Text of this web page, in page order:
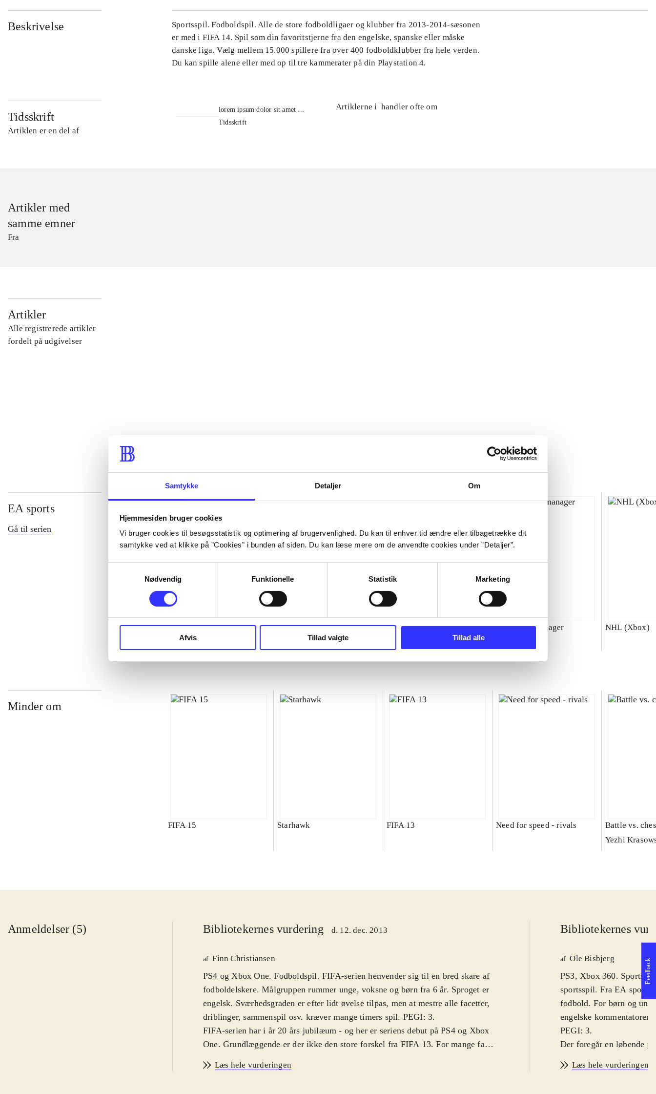
Samtykke Detaljer Om
Hjemmesiden bruger cookies
Vi bruger cookies til besøgsstatistik og optimering af brugervenlighed. Du kan til enhver tid ændre eller tilbagetrække dit
samtykke ved at klikke på ”Cookies” i bunden af siden. Du kan læse mere om de anvendte cookies under ”Detaljer”.
Nødvendig
Funktionelle Statistik Marketing
Afvis Tillad valgte Tillad alle
Beskrivelse
Sportsspil. Fodboldspil. Alle de store fodboldligaer og klubber fra 2013-2014-sæsonen
er med i FIFA 14. Spil som din favoritstjerne fra den engelske, spanske eller måske
danske liga. Vælg mellem 15.000 spillere fra over 400 fodboldklubber fra hele verden.
Du kan spille alene eller med op til tre kammerater på din Playstation 4.
Tidsskrift
Artiklen er en del af
lorem ipsum dolor sit amet ...
Tidsskrift
Artiklerne i handler ofte om
Artikler med
samme emner
Fra
Artikler
Alle registrerede artikler
fordelt på udgivelser
EA sports
Gå til serien
NHL (Pc) NBA live (Pc)
Superbike 2000 : SBK
championship
Total club manager NHL (Xbox)
Minder om
FIFA 15 Starhawk FIFA 13 Need for speed - rivals
Battle vs.
Yezhi
Anmeldelser (5) Bibliotekernes vurdering d. 12. dec. 2013
af Finn Christiansen
PS4 og Xbox One. Fodboldspil. FIFA-serien henvender sig til en bred skare af
fodboldelskere. Målgruppen rummer unge, voksne og børn fra 6 år. Sproget er
engelsk. Sværhedsgraden er efter lidt øvelse tilpas, men at mestre alle facetter,
driblinger, sammenspil osv. kræver mange timers spil. PEGI: 3.
FIFA-serien har i år 20 års jubilæum - og her er seriens debut på PS4 og Xbox
One. Grundlæggende er der ikke den store forskel fra FIFA 13. For mange fans
sæsonen er med, så spillerne på skærmen har de rigtige navne og sæson-trøjer.
Læs hele vurderingen
Bibliotekernes
af Ole Bisbjerg
PS3, Xbox 360.
sportsspil. Fra EA sports
fodbold. For børn og
engelske
PEGI: 3.
Der foregår en løbende
grundlæggende
Læs hele vurderingen
Feedback